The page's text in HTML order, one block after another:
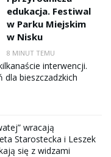
edukacja. Festiwal
w Parku Miejskim
w Nisku
8 MINUT TEMU
interwencji.
dla bieszczadzkich
wracają
Starostecka i Leszek
się z widzami